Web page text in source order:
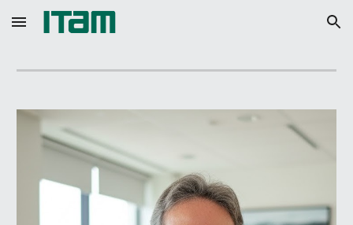
Skip to main content Skip to navigation